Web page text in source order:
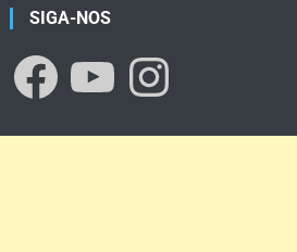
SIGA-NOS